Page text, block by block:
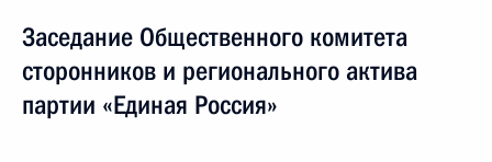
Заседание Общественного комитета
сторонников и регионального актива
партии «Единая Россия»